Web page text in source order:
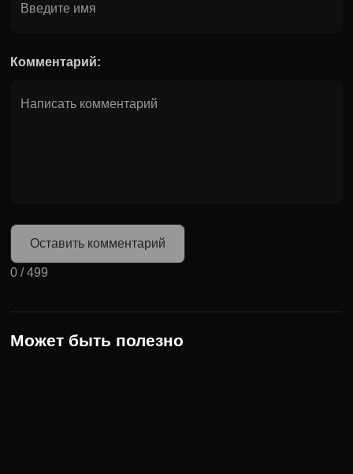
Комментарий:
Оставить комментарий
0 /499
Может быть полезно